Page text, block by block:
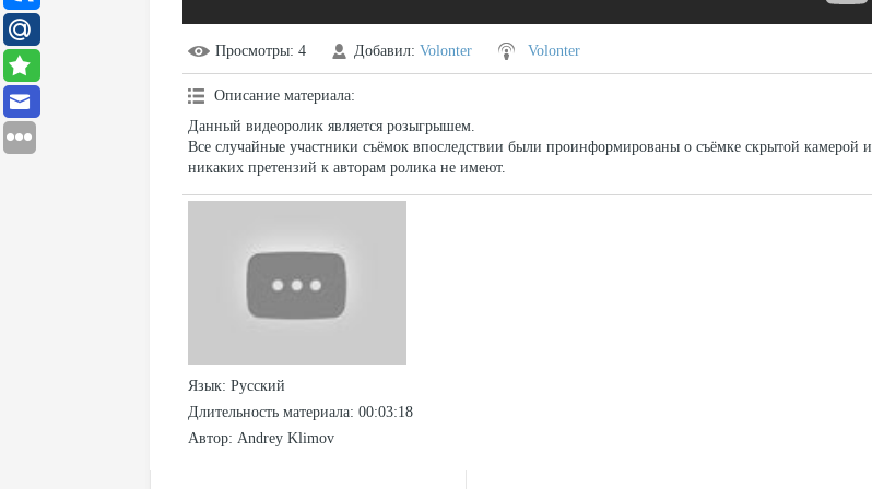
Просмотры: 4 Добавил: Volonter Volonter
Описание материала:
Данный видеоролик является розыгрышем.
Все случайные участники съёмок впоследствии были проинформированы о съёмке скрытой камерой и
никаких претензий к авторам ролика не имеют.
Язык: Русский
Длительность материала: 00:03:18
Автор: Andrey Klimov